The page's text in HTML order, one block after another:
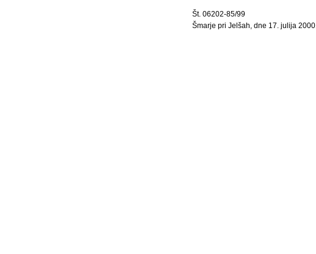
Št. 06202-85/99
Šmarje pri Jelšah, dne 17. julija 2000.